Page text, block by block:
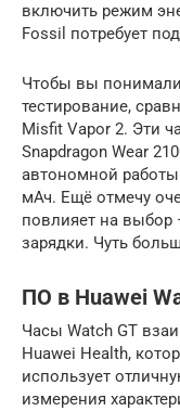
включить режим
Fossil потребует
Чтобы вы
тестирование,
Misfit Vapor 2. Эти
Snapdragon Wear
автономной
мАч. Ещё отмечу
повлияет на выбор
зарядки. Чуть
ПО в Huawei
Часы Watch GT
Huawei Health,
использует
измерения